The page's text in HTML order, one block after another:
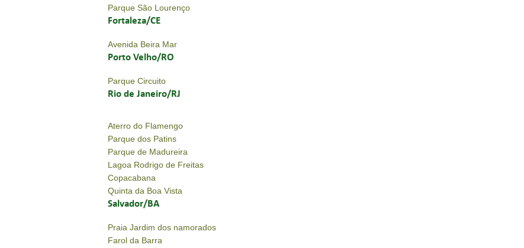
Parque São Lourenço
Fortaleza/CE
Avenida Beira Mar
Porto Velho/RO
Parque Circuito
Rio de Janeiro/RJ
Aterro do Flamengo
Parque dos Patins
Parque de Madureira
Lagoa Rodrigo de Freitas
Copacabana
Quinta da Boa Vista
Salvador/BA
Praia Jardim dos namorados
Farol da Barra